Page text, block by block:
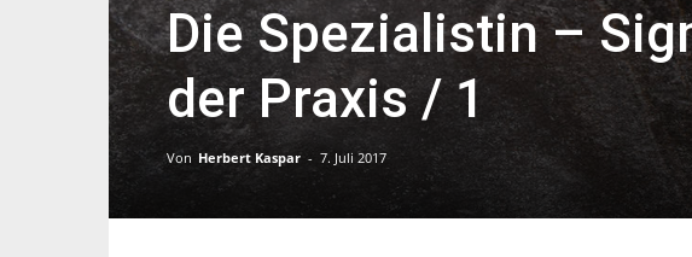
Die Spezialistin –
der Praxis / 1
Von Herbert Kaspar - 7. Juli 2017